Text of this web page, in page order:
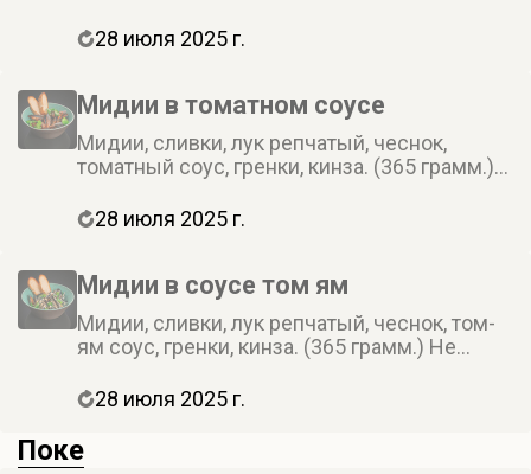
соус. Они не входят в стоимость заказа
28 июля 2025 г.
Мидии в томатном соусе
Мидии, сливки, лук репчатый, чеснок,
томатный соус, гренки, кинза. (365 грамм.)
соевый соус. Они не входят в стоимость
28 июля 2025 г.
Мидии в соусе том ям
Мидии, сливки, лук репчатый, чеснок, том-
ям соус, гренки, кинза. (365 грамм.) Не
соус. Они не входят в стоимость заказа
28 июля 2025 г.
Поке